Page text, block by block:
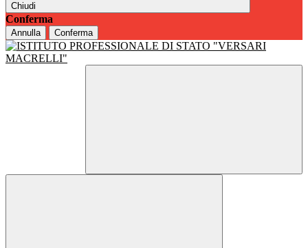
Chiudi
Conferma
Annulla Conferma